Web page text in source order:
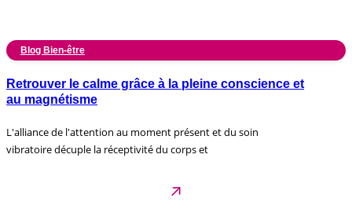
Blog Bien-être
Retrouver le calme grâce à la pleine conscience et
au magnétisme
L'alliance de l'attention au moment présent et du soin
vibratoire décuple la réceptivité du corps et